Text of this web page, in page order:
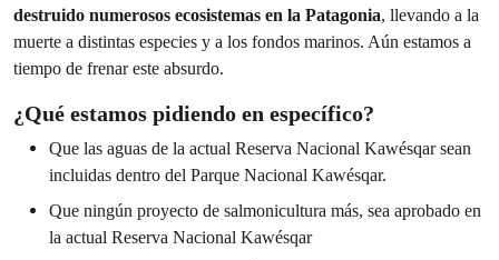
destruido numerosos ecosistemas en la Patagonia, llevando a la
muerte a distintas especies y a los fondos marinos. Aún estamos a
tiempo de frenar este absurdo.
¿Qué estamos pidiendo en específico?
Que las aguas de la actual Reserva Nacional Kawésqar sean
incluidas dentro del Parque Nacional Kawésqar.
Que ningún proyecto de salmonicultura más, sea aprobado en
la actual Reserva Nacional Kawésqar